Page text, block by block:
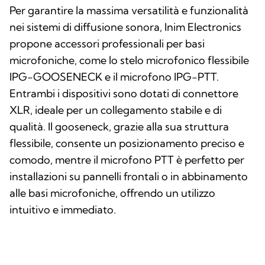
Per garantire la massima versatilità e funzionalità
nei sistemi di diffusione sonora, Inim Electronics
propone accessori professionali per basi
microfoniche, come lo stelo microfonico flessibile
IPG-GOOSENECK e il microfono IPG-PTT.
Entrambi i dispositivi sono dotati di connettore
XLR, ideale per un collegamento stabile e di
qualità. Il gooseneck, grazie alla sua struttura
flessibile, consente un posizionamento preciso e
comodo, mentre il microfono PTT è perfetto per
installazioni su pannelli frontali o in abbinamento
alle basi microfoniche, offrendo un utilizzo
intuitivo e immediato.